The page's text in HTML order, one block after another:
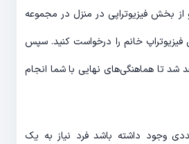
از بخش فیزیوتراپی در منزل در مجموعه
خانم را درخواست کنید. سپس
شد تا هماهنگی‌های نهایی با شما انجام
وجود داشته باشد فرد نیاز به یک